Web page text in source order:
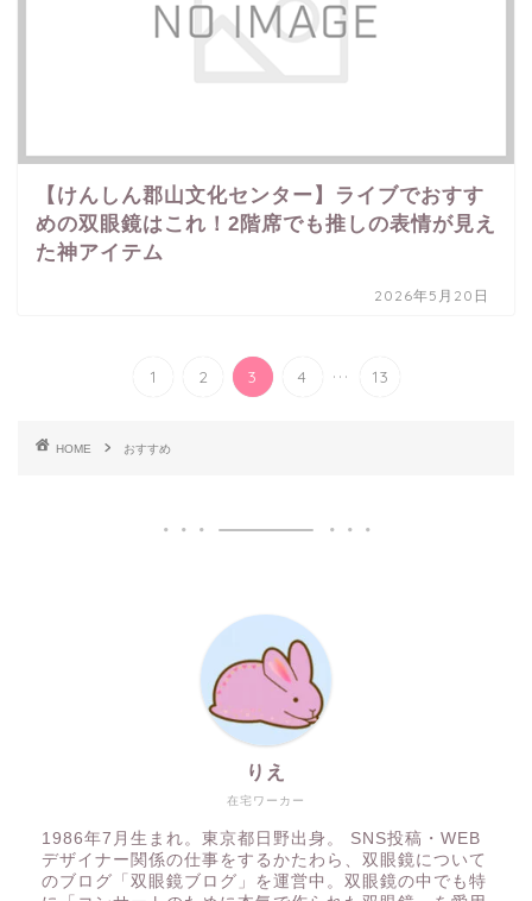
【けんしん郡山文化センター】ライブでおすす
めの双眼鏡はこれ！2階席でも推しの表情が見え
た神アイテム
2026年5月20日
1 2 3 4 ... 13
HOME おすすめ
在宅ワーカー
りえ
1986年7月生まれ。東京都日野出身。 SNS投稿・WEB
デザイナー関係の仕事をするかたわら、双眼鏡について
のブログ「双眼鏡ブログ」を運営中。双眼鏡の中でも特